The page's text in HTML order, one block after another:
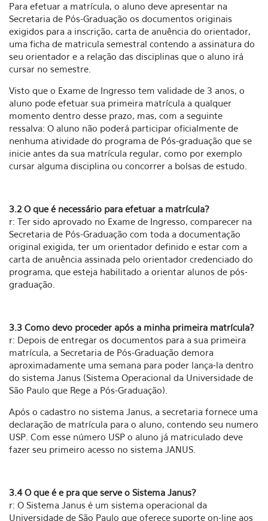
Para efetuar a matrícula, o aluno deve apresentar na
Secretaria de Pós-Graduação os documentos originais
exigidos para a inscrição, carta de anuência do orientador,
uma ficha de matricula semestral contendo a assinatura do
seu orientador e a relação das disciplinas que o aluno irá
cursar no semestre.
Visto que o Exame de Ingresso tem validade de 3 anos, o
aluno pode efetuar sua primeira matrícula a qualquer
momento dentro desse prazo, mas, com a seguinte
ressalva: O aluno não poderá participar oficialmente de
nenhuma atividade do programa de Pós-graduação que se
inicie antes da sua matrícula regular, como por exemplo
cursar alguma disciplina ou concorrer a bolsas de estudo.
3.2 O que é necessário para efetuar a matrícula?
r: Ter sido aprovado no Exame de Ingresso, comparecer na
Secretaria de Pós-Graduação com toda a documentação
original exigida, ter um orientador definido e estar com a
carta de anuência assinada pelo orientador credenciado do
programa, que esteja habilitado a orientar alunos de pós-
graduação.
3.3 Como devo proceder após a minha primeira matrícula?
r: Depois de entregar os documentos para a sua primeira
matrícula, a Secretaria de Pós-Graduação demora
aproximadamente uma semana para poder lança-la dentro
do sistema Janus (Sistema Operacional da Universidade de
São Paulo que Rege a Pós-Graduação).
Após o cadastro no sistema Janus, a secretaria fornece uma
declaração de matrícula para o aluno, contendo seu numero
USP. Com esse número USP o aluno já matriculado deve
fazer seu primeiro acesso no sistema JANUS.
3.4 O que é e pra que serve o Sistema Janus?
r: O Sistema Janus é um sistema operacional da
Universidade de São Paulo que oferece suporte on-line aos